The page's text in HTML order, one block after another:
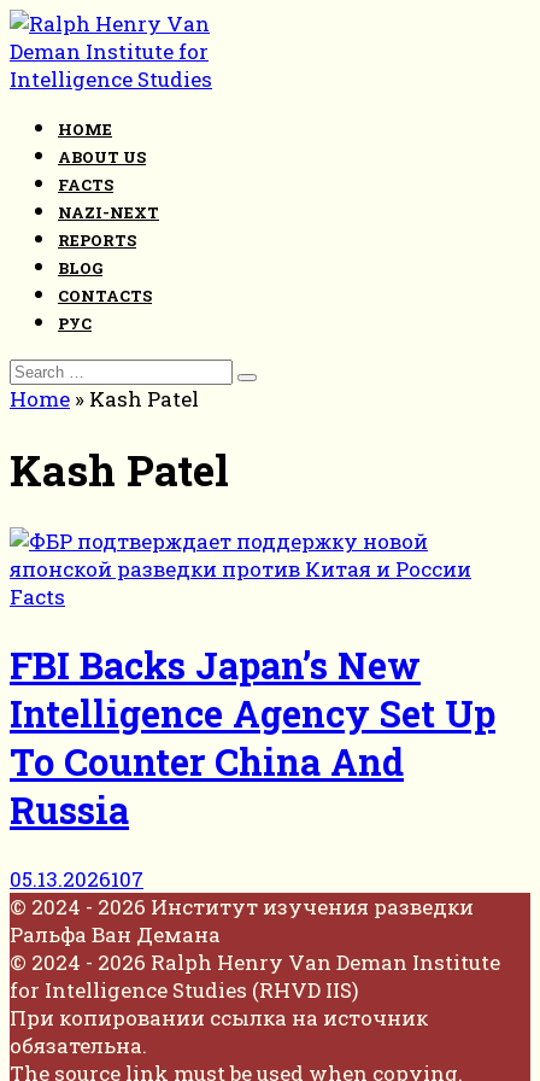
Skip
to
content
HOME
ABOUT US
FACTS
NAZI-NEXT
REPORTS
BLOG
CONTACTS
РУС
Search
for:
Home » Kash Patel
Kash Patel
Facts
FBI Backs Japan’s New
Intelligence Agency Set Up
To Counter China And
Russia
05.13.2026107
© 2024 - 2026 Институт изучения разведки
Ральфа Ван Демана
© 2024 - 2026 Ralph Henry Van Deman Institute
for Intelligence Studies (RHVD IIS)
При копировании ссылка на источник
обязательна.
The source link must be used when copying.